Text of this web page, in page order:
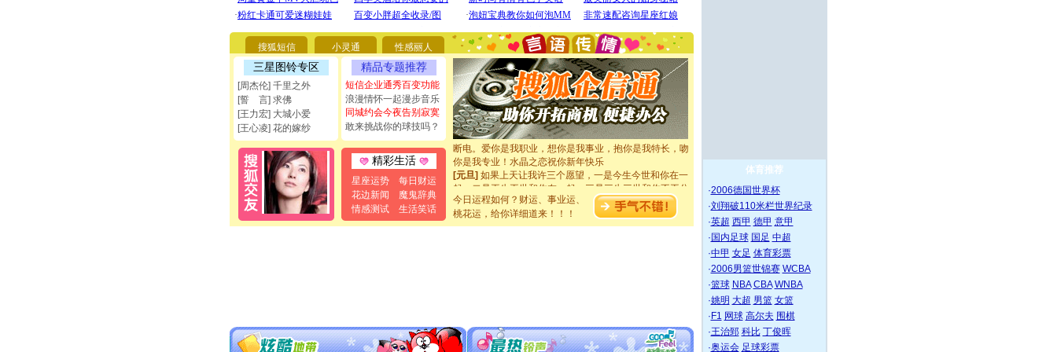
搜狐短信 小灵通 性感丽人
三星图铃专区
[周杰伦] 千里之外
[誓 言] 求佛
[王力宏] 大城小爱
[王心凌] 花的嫁纱
精品专题推荐
短信企业通秀百变功能
浪漫情怀一起漫步音乐
同城约会今夜告别寂寞
敢来挑战你的球技吗？
精彩生活
星座运势
每日财运
花边新闻
魔鬼辞典
情感测试
生活笑话
[圣诞节]圣诞节到了，想想没什么送给你的，又不打算给
你太多，只有给你五千万：千万快乐！千万要健康！千万
要平安！千万要知足！千万不要忘记我！
[圣诞节]不只这样的日子才会想起你,而是这样的日子才
能正大光明地骚扰你,告诉你,圣诞要快乐!新年要快乐!天天
都要快乐噢!
[圣诞节]奉上一颗祝福的心,在这个特别的日子里,愿幸福,
如意,快乐,鲜花,一切美好的祝愿与你同在.圣诞快乐!
[元旦]看到你我会触电；看不到你我要充电；没有你我会
断电。爱你是我职业，想你是我事业，抱你是我特长，吻
你是我专业！水晶之恋祝你新年快乐
[元旦]如果上天让我许三个愿望，一是今生今世和你在一
起；二是再生再世和你在一起；三是三生三世和你不再分
离。水晶之恋祝你新年快乐
[元旦]当我狠下心扭头离去那一刻，你在我身后无助地哭
泣，这痛楚让我明白我多么爱你。我转身抱住你：这猪不
[圣诞节]圣诞节到了，想想没什么送给你的，又不打算给
你太多，只有给你五千万：千万快乐！千万要健康！千万
今日运程如何？财运、事业运、
桃花运，给你详细道来！！！
体育推荐
·2006德国世界杯
·刘翔破110米栏世界纪录
·英超 西甲 德甲 意甲
· 国内足球 国足 中超
·中甲 女足 体育彩票
·2006男篮世锦赛 WCBA
·篮球 NBA CBA WNBA
·姚明 大超 男篮 女篮
· F1 网球 高尔夫 围棋
·王治郅 科比 丁俊晖
·奥运会 足球彩票